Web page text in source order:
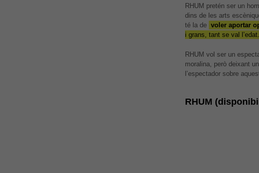
RHUM pretén ser un
dins de les arts
té la de voler aportar
i grans, tant se val l’edat.
RHUM vol ser un
moralina, però deixant
l’espectador sobre
RHUM
És possible
contingut. El més